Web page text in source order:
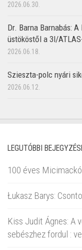
2026.06.30.
Dr. Barna Barnabás:
üstököstől a 3I/
2026.06.18.
Szieszta-polc nyári
2026.06.12.
LEGUTÓBBI
100 éves Micimackó
Łukasz Barys:
Kiss Judit Ágnes: A
sebészhez fordul :